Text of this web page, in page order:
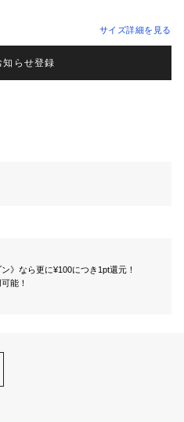
サイズ詳細を見る
知らせ登録
》なら更に¥100につき1pt還元！
能！